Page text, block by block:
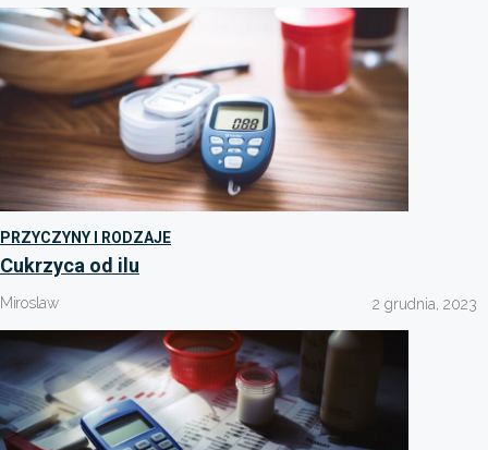
PRZYCZYNY I RODZAJE
Cukrzyca od ilu
Miroslaw 2 grudnia, 2023